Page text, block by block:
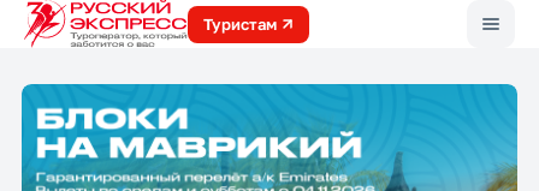
Туристам